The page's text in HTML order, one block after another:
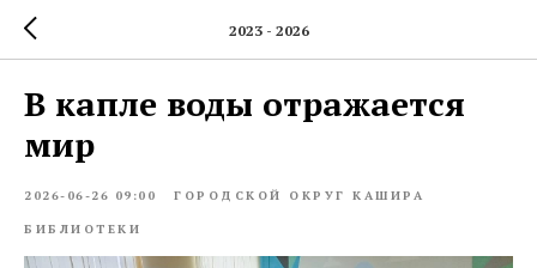
2023 - 2026
В капле воды отражается
мир
2026-06-26 09:00 ГОРОДСКОЙ ОКРУГ КАШИРА
БИБЛИОТЕКИ